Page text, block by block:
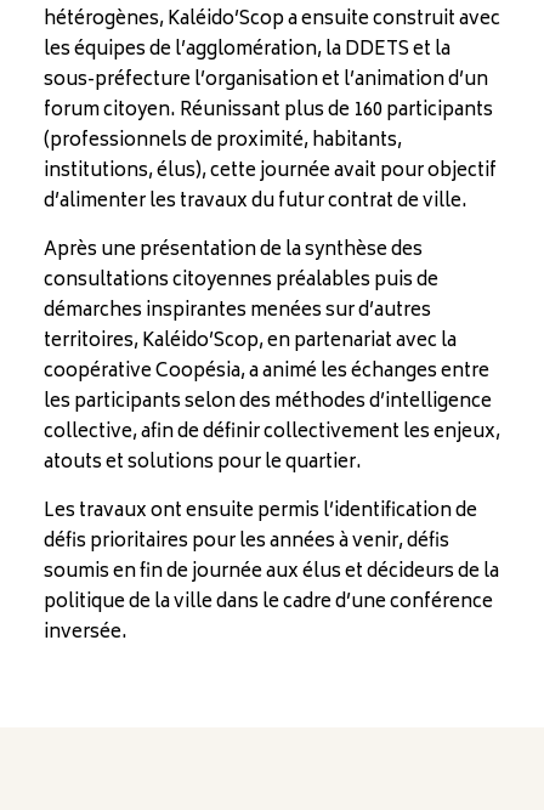
hétérogènes, Kaléido’Scop a ensuite construit avec
les équipes de l’agglomération, la DDETS et la
sous-préfecture l’organisation et l’animation d’un
forum citoyen. Réunissant plus de 160 participants
(professionnels de proximité, habitants,
institutions, élus), cette journée avait pour objectif
d’alimenter les travaux du futur contrat de ville.
Après une présentation de la synthèse des
consultations citoyennes préalables puis de
démarches inspirantes menées sur d’autres
territoires, Kaléido’Scop, en partenariat avec la
coopérative Coopésia, a animé les échanges entre
les participants selon des méthodes d’intelligence
collective, afin de définir collectivement les enjeux,
atouts et solutions pour le quartier.
Les travaux ont ensuite permis l’identification de
défis prioritaires pour les années à venir, défis
soumis en fin de journée aux élus et décideurs de la
politique de la ville dans le cadre d’une conférence
inversée.